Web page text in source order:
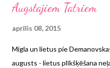
Augstajiem Tatriem
aprīlis 08, 2015
Migla un lietus pie
augusts - lietus plīkšķēšana